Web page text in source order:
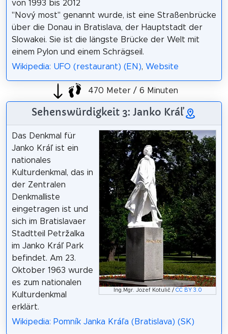
von 1993 bis 2012
"Nový most" genannt wurde, ist eine Straßenbrücke
über die Donau in Bratislava, der Hauptstadt der
Slowakei. Sie ist die längste Brücke der Welt mit
einem Pylon und einem Schrägseil.
Wikipedia: UFO (restaurant) (EN), Website
470 Meter / 6 Minuten
Sehenswürdigkeit 3: Janko Kráľ
Ing.Mgr. Jozef Kotulič / CC BY 3.0
Das Denkmal für
Janko Kráľ ist ein
nationales
Kulturdenkmal, das in
der Zentralen
Denkmalliste
eingetragen ist und
sich im Bratislavaer
Stadtteil Petržalka
im Janko Kráľ Park
befindet. Am 23.
Oktober 1963 wurde
es zum nationalen
Kulturdenkmal
erklärt.
Wikipedia: Pomník Janka Kráľa (Bratislava) (SK)